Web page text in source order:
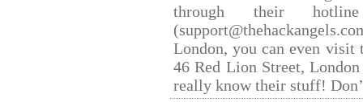
through their hotline
London, you can even
46 Red Lion Street,
really know their stuff!